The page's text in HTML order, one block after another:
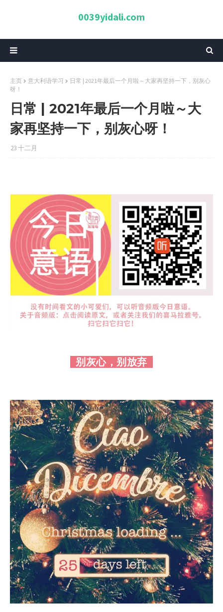
0039yidali.com
主页 意大利语学习
日常 | 2021年最后一个月啦～大家再坚持一下，别灰心
呀！
日常 | 2021年最后一个月啦～大
家再坚持一下，别灰心呀！
23 十二月
别灰心，别放弃